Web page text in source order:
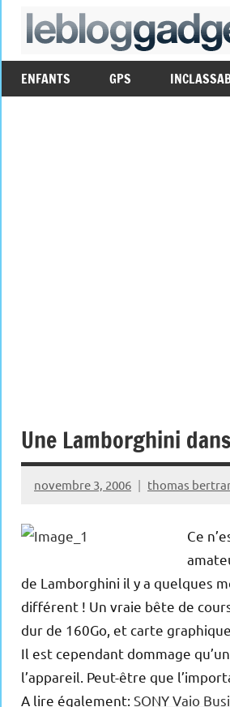
Aller
ENFANTS GPS
Une Lamborghini
novembre 3, 2006 thomas
Ce
de Lamborghini il y a quelques
différent ! Un vraie bête de
dur de 160Go, et carte
Il est cependant dommage
l’appareil. Peut-être que
A lire également: SONY Vaio